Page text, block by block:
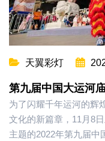
天翼彩灯
第九届中国大运河
为了闪耀千年运河的辉
文化的新篇章，11月8
主题的2022年第九届中